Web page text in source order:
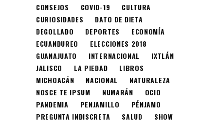
CONSEJOS
COVID-19
CULTURA
CURIOSIDADES
DATO DE DIETA
DEGOLLADO
DEPORTES
ECONOMÍA
ECUANDUREO
ELECCIONES 2018
GUANAJUATO
INTERNACIONAL
IXTLÁN
JALISCO
LA PIEDAD
LIBROS
MICHOACÁN
NACIONAL
NATURALEZA
NOSCE TE IPSUM
NUMARÁN
OCIO
PANDEMIA
PENJAMILLO
PÉNJAMO
PREGUNTA INDISCRETA
SALUD
SHOW